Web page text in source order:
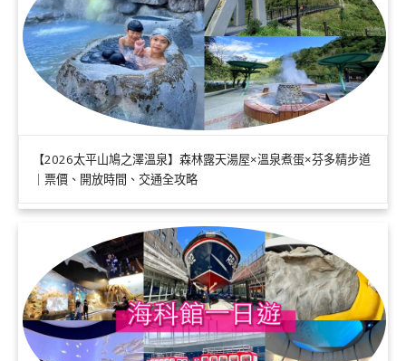
【2026太平山鳩之澤溫泉】森林露天湯屋×溫泉煮蛋×芬多精步道
｜票價、開放時間、交通全攻略